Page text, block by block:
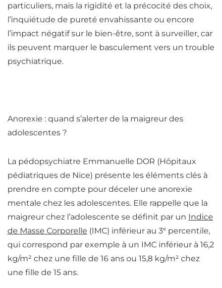
particuliers, mais la rigidité et la précocité des choix,
l’inquiétude de pureté envahissante ou encore
l’impact négatif sur le bien-être, sont à surveiller, car
ils peuvent marquer le basculement vers un trouble
psychiatrique.
Anorexie : quand s’alerter de la maigreur des
adolescentes ?
La pédopsychiatre Emmanuelle DOR (Hôpitaux
pédiatriques de Nice) présente les éléments clés à
prendre en compte pour déceler une anorexie
mentale chez les adolescentes. Elle rappelle que la
maigreur chez l’adolescente se définit par un Indice
de Masse Corporelle (IMC) inférieur au 3e percentile,
qui correspond par exemple à un IMC inférieur à 16,2
kg/m² chez une fille de 16 ans ou 15,8 kg/m² chez
une fille de 15 ans.